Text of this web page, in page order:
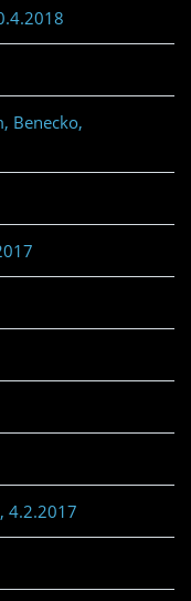
Benecko,
4.2.2017